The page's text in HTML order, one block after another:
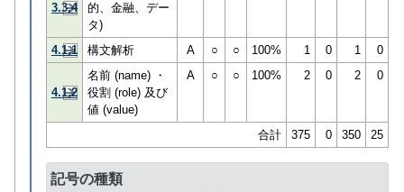
3.3.4
的、金融、デー
タ)
4.1.1 構文解析 A ○ ○ 100% 1 0 1 0
4.1.2
名前 (name) ・
役割 (role) 及び
値 (value)
A ○ ○ 100% 2 0 2 0
合計 375 0 350 25
記号の種類